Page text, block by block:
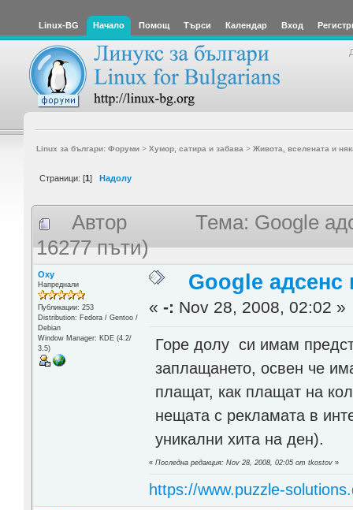
Linux-BG Начало Помощ Търси Календар Вход
Linux за българи: Форуми> Хумор, сатира и забава > Живота, вселената и
Страници: [1] Надолу
Автор
Тема: Google
16277 пъти)
Oxy
Напреднали
Публикации: 253
Distribution: Fedora / Gentoo /
Debian
Window Manager: KDE (4.2/
3.5)
Google адсенс
«-: Nov 28, 2008, 02:02 »
Горе долу си имам
заплащането, освен че
плащат, как плащат на
нещата с рекламата в
уникални хита на ден).
«Последна редакция: Nov 28, 2008, 02:05 от tkostov »
https://www.puzzle-